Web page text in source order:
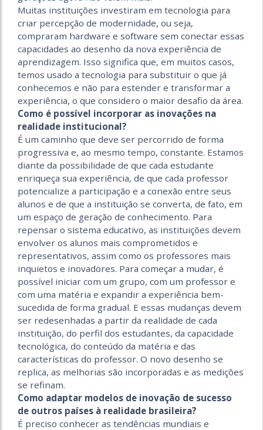
Muitas instituições investiram em tecnologia para
criar percepção de modernidade, ou seja,
compraram hardware e soft­ware sem conectar essas
capacidades ao desenho da nova experiência de
aprendizagem. Isso significa que, em muitos casos,
temos usado a tecnologia para substituir o que já
conhecemos e não para estender e transformar a
experiência, o que considero o maior desafio da área.
Como é possível incorporar as inovações na
realidade institucional?
É um caminho que deve ser percorrido de forma
progressiva e, ao mesmo tempo, constante. Estamos
diante da possibilidade de que cada estudante
enriqueça sua experiência, de que cada professor
potencialize a participação e a conexão entre seus
alunos e de que a instituição se converta, de fato, em
um espaço de geração de conhecimento. Para
repensar o sistema educativo, as instituições devem
envolver os alunos mais comprometidos e
representativos, assim como os professores mais
inquietos e inovadores. Para começar a mudar, é
possível iniciar com um grupo, com um professor e
com uma matéria e expandir a experiência bem-
sucedida de forma gradual. E essas mudanças devem
ser redesenhadas a partir da realidade de cada
instituição, do perfil dos estudantes, da capacidade
tecnológica, do conteúdo da matéria e das
características do professor. O novo desenho se
replica, as melhorias são incorporadas e as medições
se refinam.
Como adaptar modelos de inovação de sucesso
de outros países à realidade brasileira?
É preciso conhecer as tendências mundiais e